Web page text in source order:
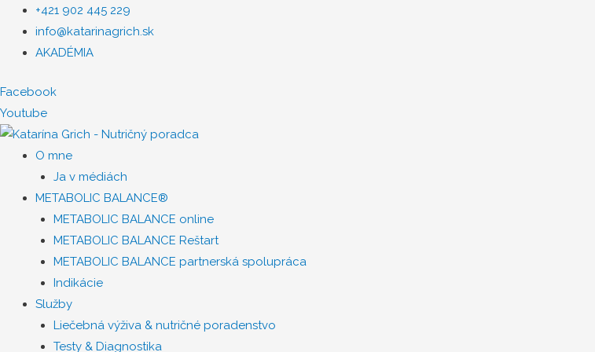
+421 902 445 229
info@katarinagrich.sk
AKADÉMIA
Facebook
Youtube
O mne
Ja v médiách
METABOLIC BALANCE®
METABOLIC BALANCE online
METABOLIC BALANCE Reštart
METABOLIC BALANCE partnerská spolupráca
Indikácie
Služby
Liečebná výživa & nutričné poradenstvo
Testy & Diagnostika